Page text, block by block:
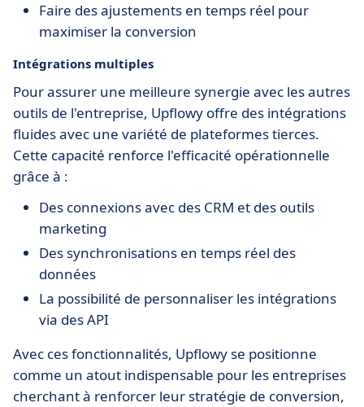
Faire des ajustements en temps réel pour
maximiser la conversion
Intégrations multiples
Pour assurer une meilleure synergie avec les autres
outils de l'entreprise, Upflowy offre des intégrations
fluides avec une variété de plateformes tierces.
Cette capacité renforce l'efficacité opérationnelle
grâce à :
Des connexions avec des CRM et des outils
marketing
Des synchronisations en temps réel des
données
La possibilité de personnaliser les intégrations
via des API
Avec ces fonctionnalités, Upflowy se positionne
comme un atout indispensable pour les entreprises
cherchant à renforcer leur stratégie de conversion,